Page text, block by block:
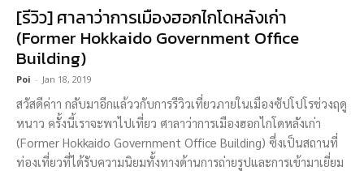
[รีวิว] ศาลาว่าการเมืองฮอกไกโดหลังเก่า
(Former Hokkaido Government Office
Building)
Poi - Jan 18, 2019
สวัสดีค่าา กลับมาอีกแล้ววกับการรีวิวเที่ยวภายในเมืองซัปโปโรช่วงฤดู
หนาว ครั้งนี้เราจะพาไปเที่ยว ศาลาว่าการเมืองฮอกไกโดหลังเก่า
(Former Hokkaido Government Office Building) ซึ่งเป็นสถานที่
ท่องเที่ยวที่ได้รับความนิยมทั้งทางด้านการถ่ายรูปและการเข้ามาเยี่ยม